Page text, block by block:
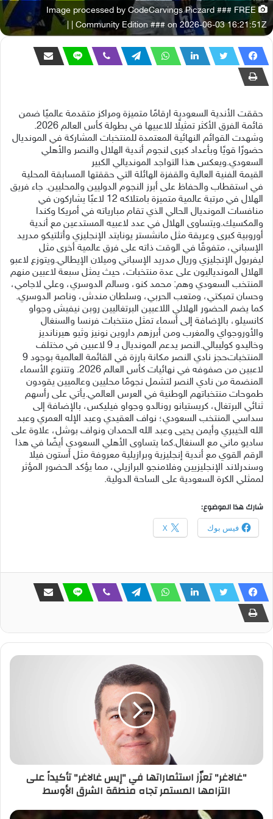
Image processed by CodeCarvings Piczard ### FREE
Community Edition ### on 2026-06-03 16:21:51Z | |
حققت الأندية السعودية ارقامًا متميزة ومراكز متقدمة عالميًا ضمن
قائمة الفرق الأكثر تمثيلًا للاعبيها في بطولة كأس العالم 2026.
وشهدت القوائم النهائية المعتمدة للمنتخبات المشاركة في المونديال
حضورًا قويًا وبأعداد كبرى لنجوم أندية الهلال والنصر والأهلي
السعودي. ويعكس هذا التواجد المونديالي الكبير
القيمة الفنية العالية والقفزة الهائلة التي حققتها المسابقة المحلية
في استقطاب والحفاظ على أبرز النجوم الدوليين والمحليين. جاء فريق
الهلال في مرتبة عالمية متميزة بامتلاكه 12 لاعبًا يشاركون في
منافسات المونديال الحالي الذي تقام مبارياته في أمريكا وكندا
والمكسيك. ويتساوى الهلال في عدد لاعبيه المستدعين مع أندية
أوروبية كبرى وعريقة مثل مانشستر يونايتد الإنجليزي وأتلتيكو مدريد
الإسباني، متفوقًا في الوقت ذاته على فرق عالمية أخرى مثل
ليفربول الإنجليزي وريال مدريد الإسباني وميلان الإيطالي. ويتوزع لاعبو
الهلال الموندياليون على عدة منتخبات، حيث يمثل سبعة لاعبين منهم
المنتخب السعودي وهم: محمد كنو، وسالم الدوسري، وعلي لاجامي،
وحسان تمبكتي، ومتعب الحربي، وسلطان مندش، وناصر الدوسري.
كما يضم الحضور الهلالي اللاعبين البرتغاليين روبن نيفيش وجواو
كانسيلو، بالإضافة إلى أسماء تمثل منتخبات فرنسا والسنغال
والأوروجواي والمغرب ومن أبرزهم داروين نونيز وثيو هيرنانديز
وخاليدو كوليبالي. النصر يدعم المونديال بـ 9 لاعبين في مختلف
المنتخبات حجز نادي النصر مكانة بارزة في القائمة العالمية بوجود 9
لاعبين من صفوفه في نهائيات كأس العالم 2026. وتتنوع الأسماء
المنضمة من نادي النصر لتشمل نجومًا محليين وعالميين يقودون
طموحات منتخباتهم الوطنية في العرس العالمي. يأتي على رأسهم
ثنائي البرتغال، كريستيانو رونالدو وجواو فيليكس، بالإضافة إلى
سداسي المنتخب السعودي؛ نواف العقيدي وعبد الإله العمري وعبد
الله الخيبري وأيمن يحيى وعبد الله الحمدان ونواف بوشل، علاوة على
ساديو ماني مع السنغال. كما يتساوى الأهلي السعودي أيضًا في هذا
الرقم القوي مع أندية إنجليزية وبرازيلية معروفة مثل أستون فيلا
وسندرلاند الإنجليزيين وفلامنجو البرازيلي، مما يؤكد الحضور المؤثر
لممثلي الكرة السعودية على الساحة الدولية.
شارك هذا الموضوع:
فيس بوك X
"غالاغر" تعزّز استثماراتها في "إيس غالاغر" تأكيداً على
التزامها المستمر تجاه منطقة الشرق الأوسط